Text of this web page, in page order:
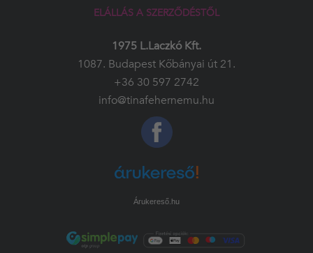
ELÁLLÁS A SZERZŐDÉSTŐL
1975 L.Laczkó Kft.
1087. Budapest Kőbányai út 21.
+36 30 597 2742
info@tinafehernemu.hu
Árukereső.hu